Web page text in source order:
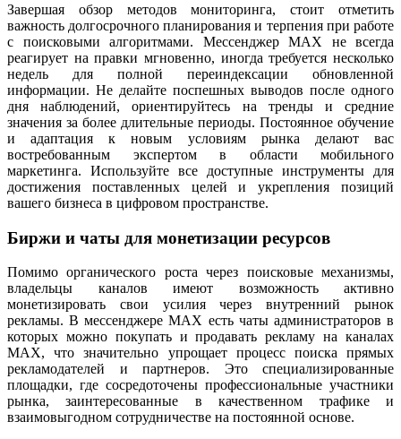
Завершая обзор методов мониторинга, стоит отметить
важность долгосрочного планирования и терпения при работе
с поисковыми алгоритмами. Мессенджер MAX не всегда
реагирует на правки мгновенно, иногда требуется несколько
недель для полной переиндексации обновленной
информации. Не делайте поспешных выводов после одного
дня наблюдений, ориентируйтесь на тренды и средние
значения за более длительные периоды. Постоянное обучение
и адаптация к новым условиям рынка делают вас
востребованным экспертом в области мобильного
маркетинга. Используйте все доступные инструменты для
достижения поставленных целей и укрепления позиций
вашего бизнеса в цифровом пространстве.
Биржи и чаты для монетизации ресурсов
Помимо органического роста через поисковые механизмы,
владельцы каналов имеют возможность активно
монетизировать свои усилия через внутренний рынок
рекламы. В мессенджере MAX есть чаты администраторов в
которых можно покупать и продавать рекламу на каналах
MAX, что значительно упрощает процесс поиска прямых
рекламодателей и партнеров. Это специализированные
площадки, где сосредоточены профессиональные участники
рынка, заинтересованные в качественном трафике и
взаимовыгодном сотрудничестве на постоянной основе.